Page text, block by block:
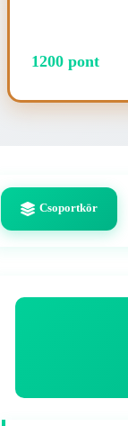
1200 pont
Csoportkör